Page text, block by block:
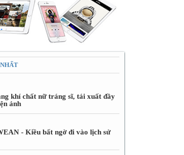
khí chất nữ tráng sĩ, tái xuất đầy
ảnh
- Kiều bất ngờ đi vào lịch sử